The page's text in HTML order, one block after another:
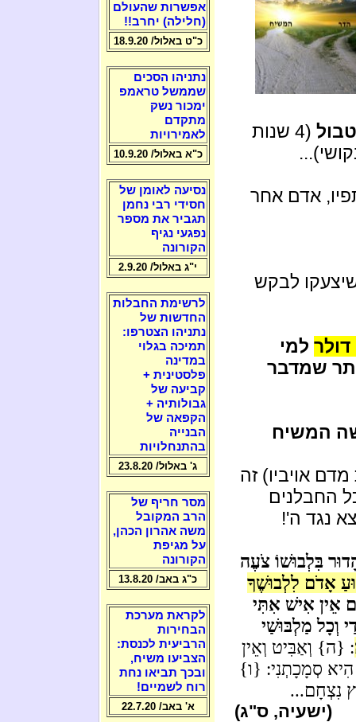
(4 שנות
אדם אחר
לבקש
למי
שמדבר
המשיח
אויביו) זה
החבלנים
נגד ה'!
בִּלְבוּשׁוֹ צֹעֶה
אָדֹם לִלְבוּשֶׁךָ
אֵין אִישׁ אִתִּי
וְכָל מַלְבּוּשַׁי
: {ה} וְאַבִּיט וְאֵין
הִיא סְמָכָתְנִי: {ו}
נִצְחָם...
(ישעיה, ס"ג)
אפשרות שהעולם
(חלילה) יחרב!!
כ"ט באלול/ 18.9.20
נתניהו הסכים
שממשל טראמפ
ימכור נשק
מתקדם
לאמירויות
כ"א באלול/ 10.9.20
נסיעה לאומן של
חסידי רבי נחמן
תגביר את מספר
נפגעי נגיף
הקורונה
י"ג באלול/ 2.9.20
לרשימת החבלות
החדשות של
נתניהו הצטרפו:
תמיכה בגלוי
במדינה
פלסטינית +
קביעה של
גבולותיה +
הקפאה של
הבנייה
בהתנחלויות
ג' באלול/ 23.8.20
מסר חריף של
הרב המקובל
משה אהרון הכהן,
על מגיפת
הקורונה
כ"ג באב/ 13.8.20
לקראת מערכת
הבחירות
הרביעית לכנסת:
הצביעו משיח,
ובכך תביאו נחת
רוח לשמיים!
א' באב/ 22.7.20